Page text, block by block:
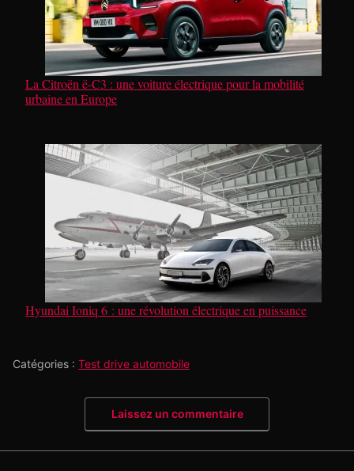
La Citroën ë-C3 : une voiture électrique pour la mobilité
urbaine en Europe
Hyundai Ioniq 6 : une révolution électrique en puissance
Catégories : Test drive automobile
Laissez un commentaire